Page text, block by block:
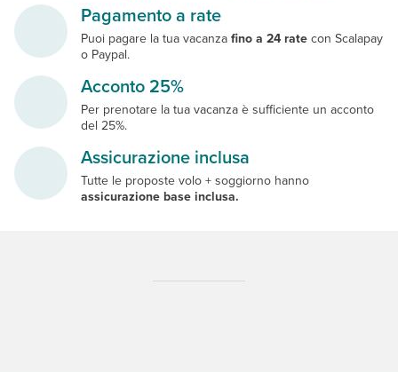
Pagamento a rate
Puoi pagare la tua vacanza fino a 24 rate con Scalapay
o Paypal.
Acconto 25%
Per prenotare la tua vacanza è sufficiente un acconto
del 25%.
Assicurazione inclusa
Tutte le proposte volo + soggiorno hanno
assicurazione base inclusa.